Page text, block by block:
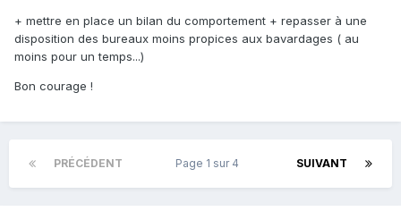
+ mettre en place un bilan du comportement + repasser à une
disposition des bureaux moins propices aux bavardages ( au
moins pour un temps...)
Bon courage !
PRÉCÉDENT SUIVANT
Page 1 sur 4